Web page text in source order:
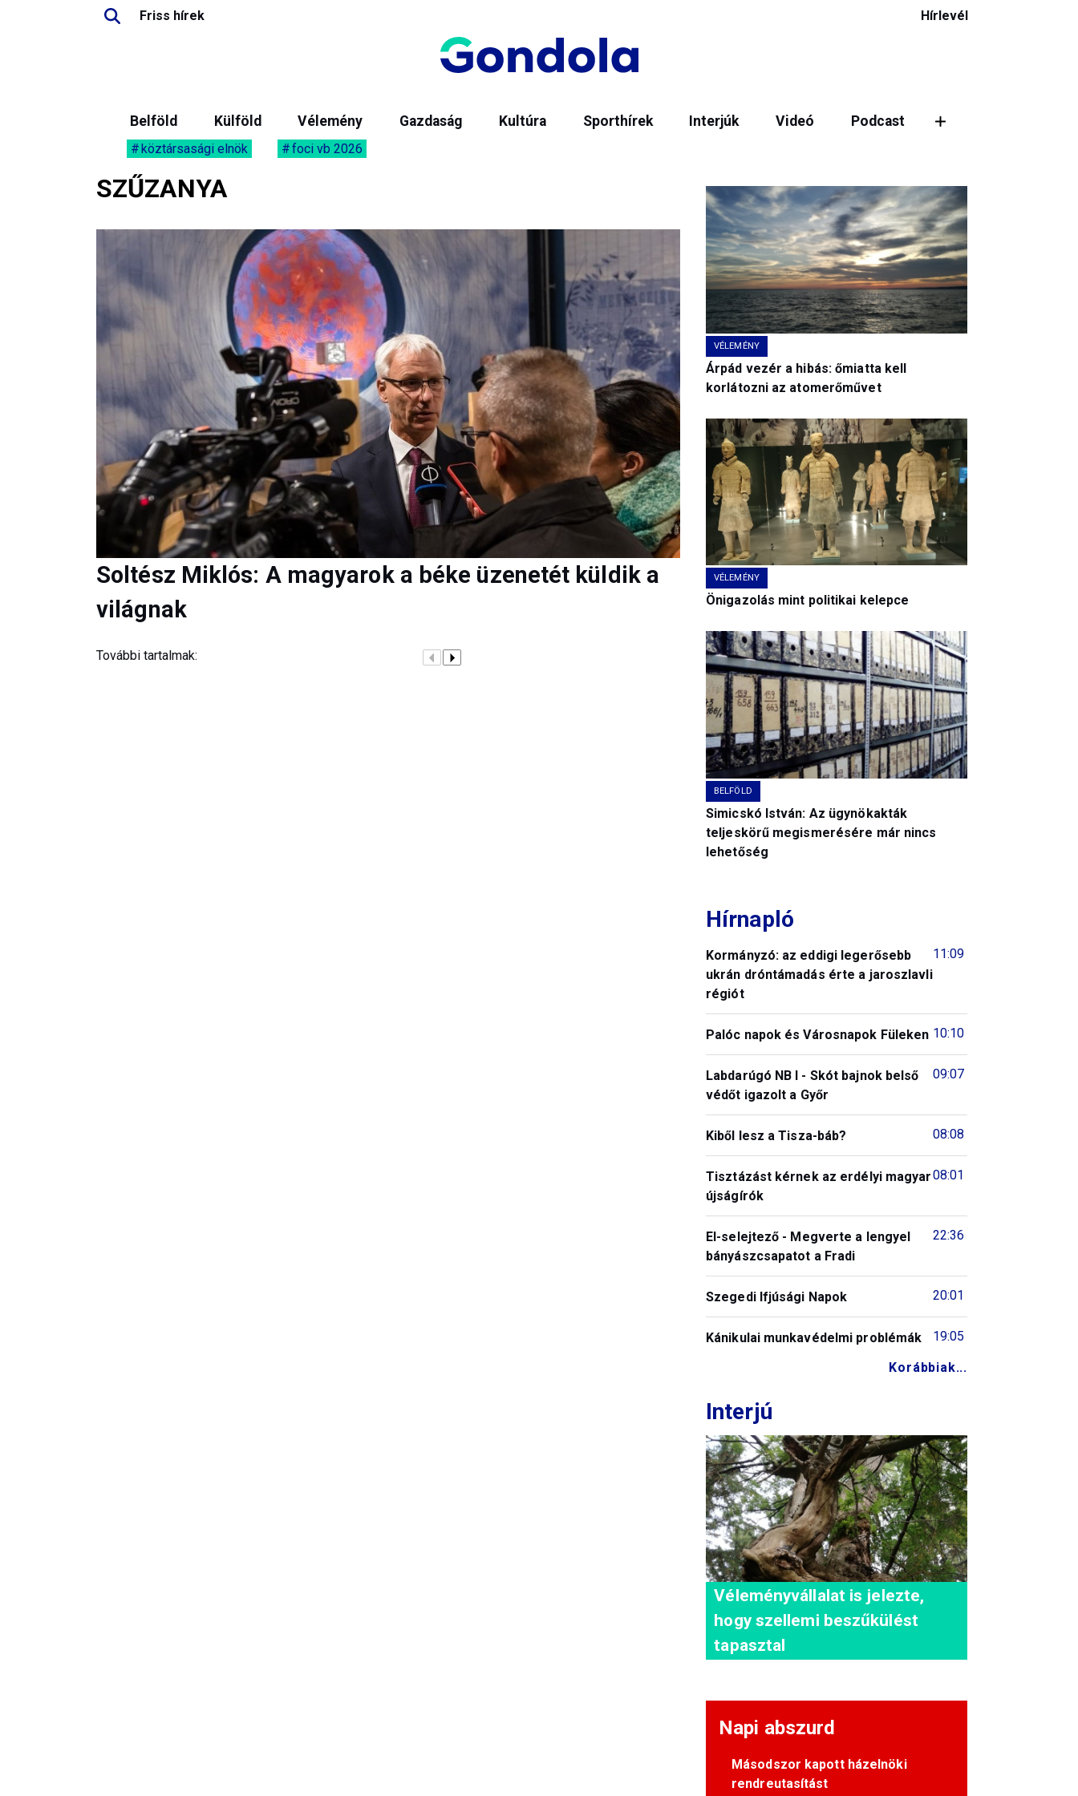
Friss hírek Hírlevél
Belföld Külföld Vélemény Gazdaság Kultúra Sporthírek Interjúk Videó Podcast
köztársasági elnök foci vb 2026
SZŰZANYA
Soltész Miklós: A magyarok a béke üzenetét küldik a
világnak
További tartalmak:
VÉLEMÉNY
Árpád vezér a hibás: őmiatta kell
korlátozni az atomerőművet
VÉLEMÉNY
Önigazolás mint politikai kelepce
BELFÖLD
Simicskó István: Az ügynökakták
teljeskörű megismerésére már nincs
lehetőség
Hírnapló
11:09
Kormányzó: az eddigi legerősebb
ukrán dróntámadás érte a jaroszlavli
régiót
10:10
Palóc napok és Városnapok Füleken
09:07
Labdarúgó NB I - Skót bajnok belső
védőt igazolt a Győr
08:08
Kiből lesz a Tisza-báb?
08:01
Tisztázást kérnek az erdélyi magyar
újságírók
22:36
El-selejtező - Megverte a lengyel
bányászcsapatot a Fradi
20:01
Szegedi Ifjúsági Napok
19:05
Kánikulai munkavédelmi problémák
Korábbiak...
Interjú
Véleményvállalat is jelezte,
hogy szellemi beszűkülést
tapasztal
Napi abszurd
Másodszor kapott házelnöki
rendreutasítást